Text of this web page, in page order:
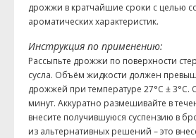
дрожжи в кратчайшие сроки с целью
ароматических характеристик.
Инструкция по применению:
Рассыпьте дрожжи по поверхности
сусла. Объём жидкости должен
дрожжей при температуре 27°C ± 3°C.
минут. Аккуратно размешивайте в
внесите получившуюся суспензию в
из альтернативных решений – это